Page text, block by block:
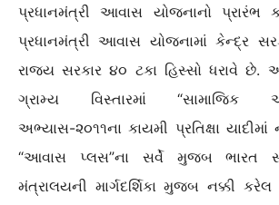
પ્રધાનમંત્રી આવાસ યોજનાનો પ્રારંભ
પ્રધાનમંત્રી આવાસ યોજનામાં કેન્દ્ર
રાજ્ય સરકાર ૪૦ ટકા હિસ્સો ધરાવે છે.
ગ્રામ્ય વિસ્તારમાં “સામાજિક
અભ્યાસ-૨૦૧૧ના કાયમી પ્રતિક્ષા
“આવાસ પ્લસ”ના સર્વે મુજબ ભારત
મંત્રાલયની માર્ગદર્શિકા મુજબ નક્કી